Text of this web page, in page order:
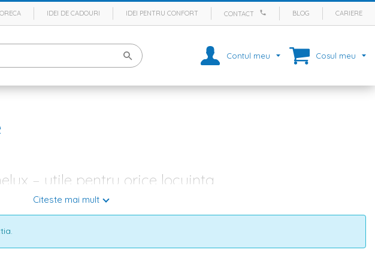
IDEI DE CADOURI IDEI PENTRU CONFORT CONTACT BLOG CARIERE
Contul meu Cosul meu
– utile pentru orice locuinta
cele mai importante proiecte pentru orice familie. Acest spatiu este considerat si inima
si a savura cele mai apetisante preparate, dar mai ales pentru a depana amintiri. Stim cat de
acest motiv, la Homelux gasesti inspiratie pentru orice tip de amenajare. Daca ai ales
sa cauti
Citeste mai mult